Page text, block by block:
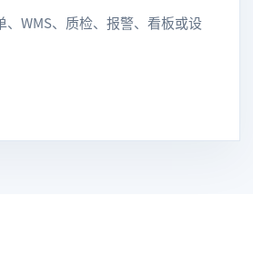
、WMS、质检、报警、看板或设